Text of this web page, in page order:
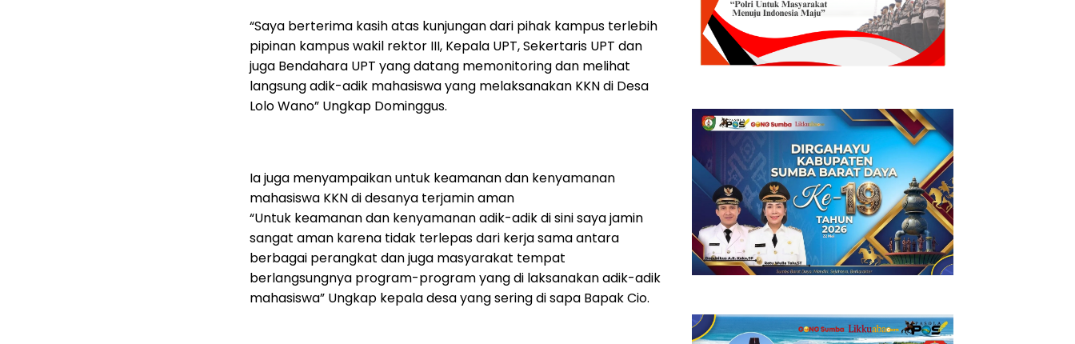
“Saya berterima kasih atas kunjungan dari pihak kampus terlebih
pipinan kampus wakil rektor III, Kepala UPT, Sekertaris UPT dan
juga Bendahara UPT yang datang memonitoring dan melihat
langsung adik-adik mahasiswa yang melaksanakan KKN di Desa
Lolo Wano” Ungkap Dominggus.
Ia juga menyampaikan untuk keamanan dan kenyamanan
mahasiswa KKN di desanya terjamin aman
“Untuk keamanan dan kenyamanan adik-adik di sini saya jamin
sangat aman karena tidak terlepas dari kerja sama antara
berbagai perangkat dan juga masyarakat tempat
berlangsungnya program-program yang di laksanakan adik-adik
mahasiswa” Ungkap kepala desa yang sering di sapa Bapak Cio.